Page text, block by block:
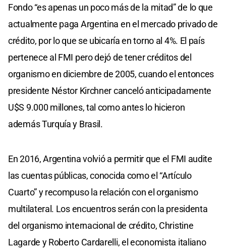
Fondo “es apenas un poco más de la mitad” de lo que
actualmente paga Argentina en el mercado privado de
crédito, por lo que se ubicaría en torno al 4%. El país
pertenece al FMI pero dejó de tener créditos del
organismo en diciembre de 2005, cuando el entonces
presidente Néstor Kirchner canceló anticipadamente
U$S 9.000 millones, tal como antes lo hicieron
además Turquía y Brasil.
En 2016, Argentina volvió a permitir que el FMI audite
las cuentas públicas, conocida como el “Artículo
Cuarto” y recompuso la relación con el organismo
multilateral. Los encuentros serán con la presidenta
del organismo internacional de crédito, Christine
Lagarde y Roberto Cardarelli, el economista italiano